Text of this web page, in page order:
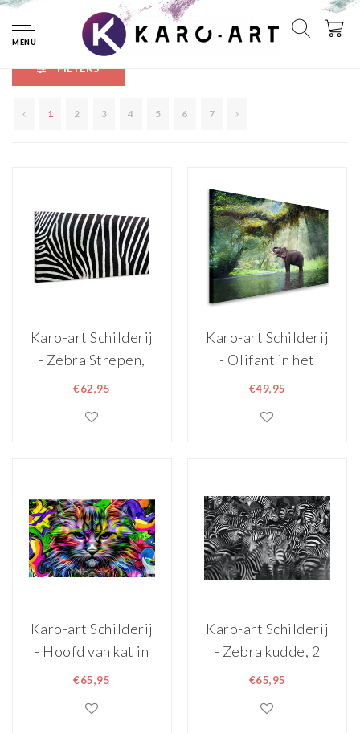
MENU
Exclusieve Karo-art collectie
FILTERS
1 2 3 4 5 6 7
Karo-art Schilderij
- Zebra Strepen,
zwart/wit,
€62,95
Karo-art Schilderij
- Olifant in het
water ,
zeer stevig
Dieren, natuur
€49,95
Karo-art Schilderij
- Hoofd van kat in
regenboog
Multikleur,
€65,95
Karo-art Schilderij
- Zebra kudde, 2
maten, Premium
€65,95